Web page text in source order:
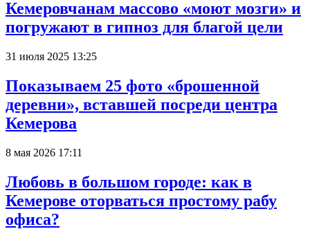
Кемеровчанам массово «моют мозги» и
погружают в гипноз для благой цели
31 июля 2025 13:25
Показываем 25 фото «брошенной
деревни», вставшей посреди центра
Кемерова
8 мая 2026 17:11
Любовь в большом городе: как в
Кемерове оторваться простому рабу
офиса?